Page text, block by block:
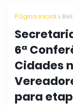
Página inicial
6ª
Cidades
para